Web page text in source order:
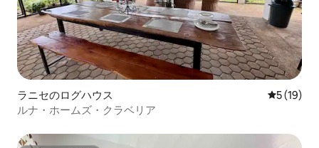
ラニセのログハウス レビュー
5 (19)
ルナ・ホームズ・クラベリア